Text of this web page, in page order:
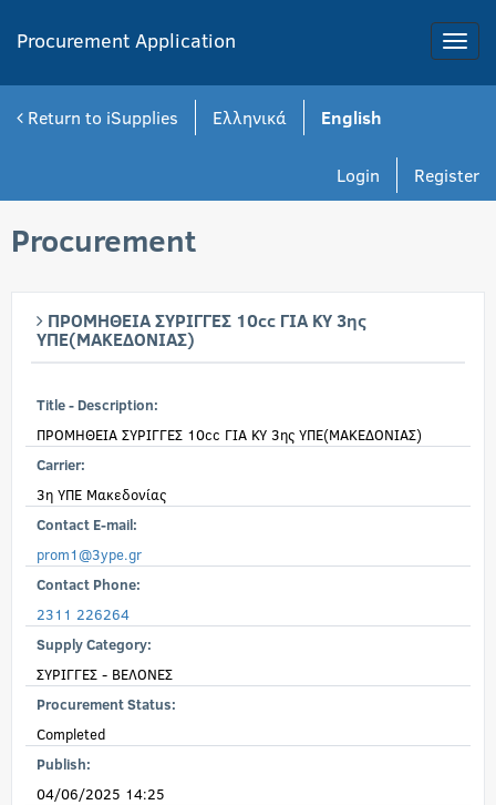
Toggle
Procurement Application
Return to iSupplies Ελληνικά English
Register
Login
Procurement
ΠΡΟΜΗΘΕΙΑ ΣΥΡΙΓΓΕΣ 10cc ΓΙΑ ΚΥ 3ης
ΥΠΕ(ΜΑΚΕΔΟΝΙΑΣ)
Title - Description:
ΠΡΟΜΗΘΕΙΑ ΣΥΡΙΓΓΕΣ 10cc ΓΙΑ ΚΥ 3ης ΥΠΕ(ΜΑΚΕΔΟΝΙΑΣ)
Carrier:
3η ΥΠΕ Μακεδονίας
Contact E-mail:
prom1@3ype.gr
Contact Phone:
2311 226264
Supply Category:
ΣΥΡΙΓΓΕΣ - ΒΕΛΟΝΕΣ
Procurement Status:
Completed
Publish:
04/06/2025 14:25